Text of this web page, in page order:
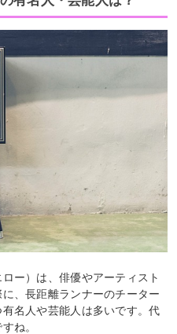
ー）は、俳優やアーティスト
、長距離ランナーのチーター
名人や芸能人は多いです。代
ね。